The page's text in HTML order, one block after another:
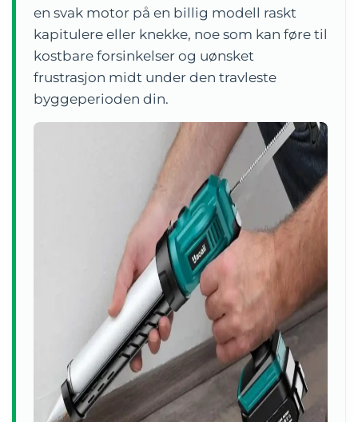
en svak motor på en billig modell raskt
kapitulere eller knekke, noe som kan føre til
kostbare forsinkelser og uønsket
frustrasjon midt under den travleste
byggeperioden din.